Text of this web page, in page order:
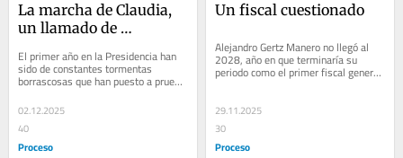
La marcha de Claudia,
un llamado de
El primer año en la Presidencia han
sido de constantes tormentas
borrascosas que han puesto a prueba
no sólo a su gobierno, sino también
al partido...
02.12.2025
40
Proceso
Un fiscal cuestionado
Alejandro Gertz Manero no llegó al
2028, año en que terminaría su
periodo como el primer fiscal general
de la República elegido de manera...
29.11.2025
30
Proceso